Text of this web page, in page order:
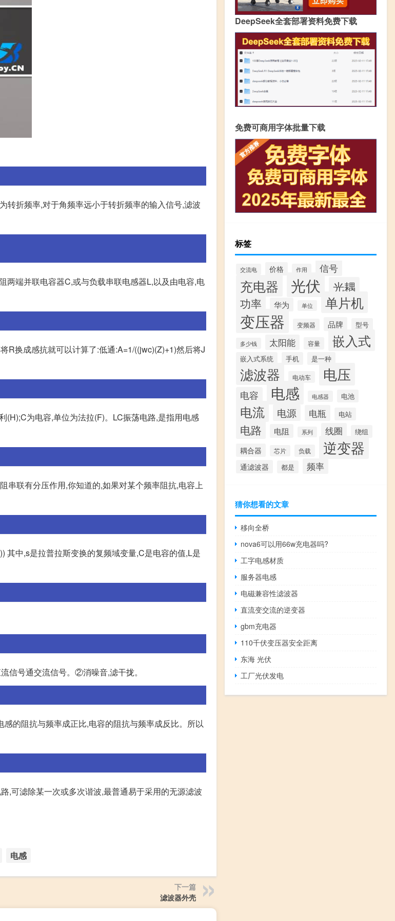
转折频率,对于角频率远小于转折频率的输入信号,滤波
两端并联电容器C,或与负载串联电感器L,以及由电容,电
R换成感抗就可以计算了:低通:A=1/((jwc)(Z)+1)然后将J
(H);C为电容,单位为法拉(F)。LC振荡电路,是指用电感
串联有分压作用,你知道的,如果对某个频率阻抗,电容上
其中,s是拉普拉斯变换的复频域变量,C是电容的值,L是
号通交流信号。②消噪音,滤干拢。
的阻抗与频率成正比,电容的阻抗与频率成反比。所以
,可滤除某一次或多次谐波,最普通易于采用的无源滤波
电感
下一篇
滤波器外壳
DeepSeek全套部署资料免费下载
免费可商用字体批量下载
标签
交流电 价格 作用 信号
充电器 光伏
光耦
功率
华为 单位 单片机
变压器 变频器 品牌 型号
多少钱 太阳能 容量 嵌入式
嵌入式系统 手机 是一种
滤波器 电动车 电压
电容 电感 电感器 电池
电流 电源 电瓶 电站
电路 电阻 系列 线圈 绕组
耦合器 芯片 负载 逆变器
通滤波器 都是 频率
猜你想看的文章
移向全桥
nova6可以用66w充电器吗?
工字电感材质
服务器电感
电磁兼容性滤波器
直流变交流的逆变器
gbm充电器
110千伏变压器安全距离
东海 光伏
工厂光伏发电